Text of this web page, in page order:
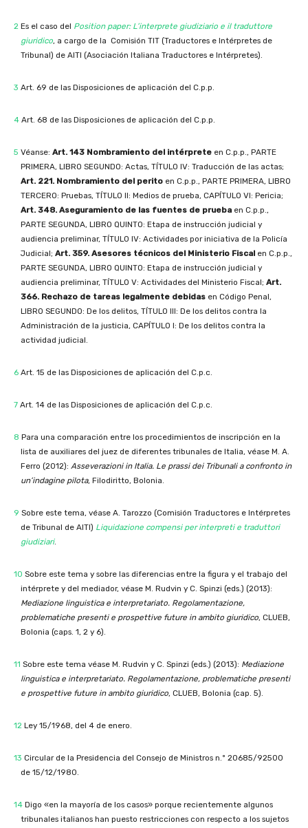
2 Es el caso del Position paper: L’interprete giudiziario e il traduttore
giuridico, a cargo de la Comisión TIT (Traductores e Intérpretes de
Tribunal) de AITI (Asociación Italiana Traductores e Intérpretes).
3 Art. 69 de las Disposiciones de aplicación del C.p.p.
4 Art. 68 de las Disposiciones de aplicación del C.p.p.
5 Véanse: Art. 143 Nombramiento del intérprete en C.p.p., PARTE
PRIMERA, LIBRO SEGUNDO: Actas, TÍTULO IV: Traducción de las actas;
Art. 221. Nombramiento del perito en C.p.p., PARTE PRIMERA, LIBRO
TERCERO: Pruebas, TÍTULO II: Medios de prueba, CAPÍTULO VI: Pericia;
Art. 348. Aseguramiento de las fuentes de prueba en C.p.p.,
PARTE SEGUNDA, LIBRO QUINTO: Etapa de instrucción judicial y
audiencia preliminar, TÍTULO IV: Actividades por iniciativa de la Policía
Judicial; Art. 359. Asesores técnicos del Ministerio Fiscal en C.p.p.,
PARTE SEGUNDA, LIBRO QUINTO: Etapa de instrucción judicial y
audiencia preliminar, TÍTULO V: Actividades del Ministerio Fiscal; Art.
366. Rechazo de tareas legalmente debidas en Código Penal,
LIBRO SEGUNDO: De los delitos, TÍTULO III: De los delitos contra la
Administración de la justicia, CAPÍTULO I: De los delitos contra la
actividad judicial.
6 Art. 15 de las Disposiciones de aplicación del C.p.c.
7 Art. 14 de las Disposiciones de aplicación del C.p.c.
8 Para una comparación entre los procedimientos de inscripción en la
lista de auxiliares del juez de diferentes tribunales de Italia, véase M. A.
Ferro (2012): Asseverazioni in Italia. Le prassi dei Tribunali a confronto in
un’indagine pilota, Filodiritto, Bolonia.
9 Sobre este tema, véase A. Tarozzo (Comisión Traductores e Intérpretes
de Tribunal de AITI) Liquidazione compensi per interpreti e traduttori
giudiziari.
10 Sobre este tema y sobre las diferencias entre la figura y el trabajo del
intérprete y del mediador, véase M. Rudvin y C. Spinzi (eds.) (2013):
Mediazione linguistica e interpretariato. Regolamentazione,
problematiche presenti e prospettive future in ambito giuridico, CLUEB,
Bolonia (caps. 1, 2 y 6).
11 Sobre este tema véase M. Rudvin y C. Spinzi (eds.) (2013): Mediazione
linguistica e interpretariato. Regolamentazione, problematiche presenti
e prospettive future in ambito giuridico, CLUEB, Bolonia (cap. 5).
12 Ley 15/1968, del 4 de enero.
13 Circular de la Presidencia del Consejo de Ministros n.º 20685/92500
de 15/12/1980.
14 Digo «en la mayoría de los casos» porque recientemente algunos
tribunales italianos han puesto restricciones con respecto a los sujetos